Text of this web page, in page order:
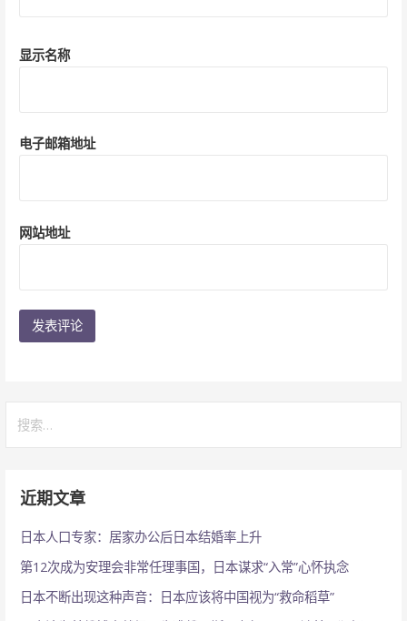
显示名称
电子邮箱地址
网站地址
索：
近期文章
日本人口专家：居家办公后日本结婚率上升
第12次成为安理会非常任理事国，日本谋求“入常”心怀执念
日本不断出现这种声音：日本应该将中国视为“救命稻草”